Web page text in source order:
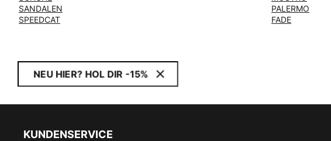
SANDALEN
SPEEDCAT
PALERMO
FADE
NEU HIER? HOL DIR -15%
KUNDENSERVICE